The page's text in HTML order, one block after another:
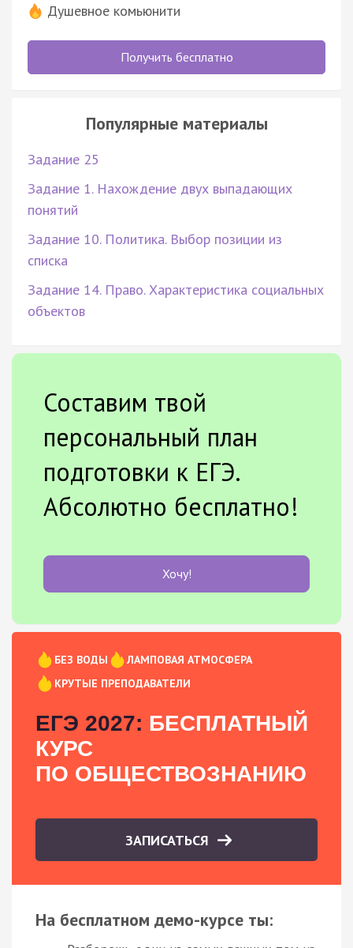
Душевное комьюнити
Получить бесплатно
Популярные материалы
Задание 25
Задание 1. Нахождение двух выпадающих
понятий
Задание 10. Политика. Выбор позиции из
списка
Задание 14. Право. Характеристика социальных
объектов
Составим твой
персональный план
подготовки к ЕГЭ.
Абсолютно бесплатно!
Хочу!
БЕЗ ВОДЫ
ЛАМПОВАЯ АТМОСФЕРА
КРУТЫЕ ПРЕПОДАВАТЕЛИ
ЕГЭ 2027: БЕСПЛАТНЫЙ
КУРС
ПО ОБЩЕСТВОЗНАНИЮ
ЗАПИСАТЬСЯ
На бесплатном демо-курсе ты: